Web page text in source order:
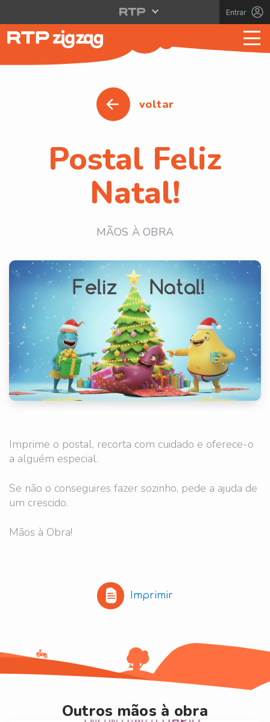
Entrar
voltar
Postal Feliz
Natal!
MÃOS À OBRA
Imprime o postal, recorta com cuidado e oferece-o
a alguém especial.
Se não o conseguires fazer sozinho, pede a ajuda de
um crescido.
Mãos à Obra!
Imprimir
Outros mãos à obra